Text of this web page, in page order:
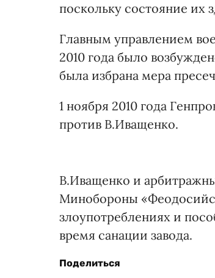
поскольку состояние их
Главным управлением
2010 года было
была избрана мера
1 ноября 2010 года
против В.Иващенко.
В.Иващенко и
Минобороны
злоупотреблениях и
время санации завода.
Поделиться